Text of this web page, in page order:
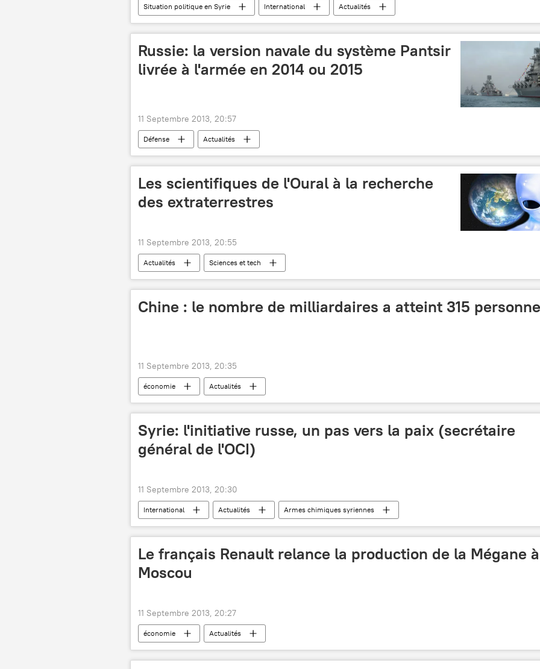
Situation politique en Syrie International Actualités
Russie: la version navale du système Pantsir
livrée à l'armée en 2014 ou 2015
11 Septembre 2013, 20:57
Défense Actualités
Les scientifiques de l'Oural à la recherche
des extraterrestres
11 Septembre 2013, 20:55
Actualités Sciences et tech
Chine : le nombre de milliardaires a atteint 315
11 Septembre 2013, 20:35
économie Actualités
Syrie: l'initiative russe, un pas vers la paix (secrétaire
général de l'OCI)
11 Septembre 2013, 20:30
International Actualités Armes chimiques syriennes
Le français Renault relance la production de la Mégane à
Moscou
11 Septembre 2013, 20:27
économie Actualités